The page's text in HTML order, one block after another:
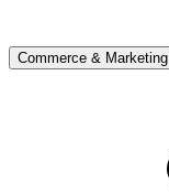
Commerce & Marketing